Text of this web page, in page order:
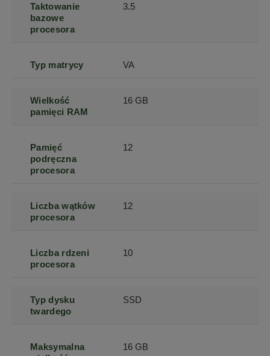
Taktowanie
bazowe
procesora
3.5
Typ matrycy VA
Wielkość
pamięci RAM
16 GB
Pamięć
podręczna
procesora
12
Liczba wątków
procesora
12
Liczba rdzeni
procesora
10
Typ dysku
twardego
SSD
Maksymalna
16 GB